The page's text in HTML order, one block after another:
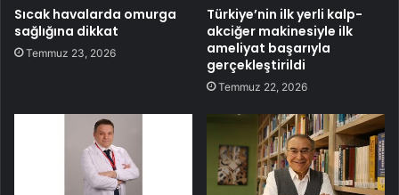
Sıcak havalarda omurga
sağlığına dikkat
Temmuz 23, 2026
Türkiye’nin ilk yerli kalp-
akciğer makinesiyle ilk
ameliyat başarıyla
gerçekleştirildi
Temmuz 22, 2026